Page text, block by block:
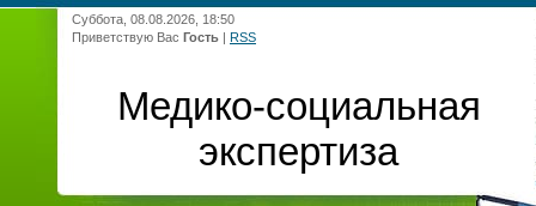
Суббота, 08.08.2026, 18:50
Приветствую Вас Гость | RSS
Медико-социальная
экспертиза